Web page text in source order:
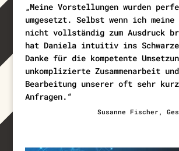
„Meine Vorstellungen wurden
umgesetzt. Selbst wenn ich meine
nicht vollständig zum Ausdruck
hat Daniela intuitiv ins
Danke für die kompetente
unkomplizierte Zusammenarbeit
Bearbeitung unserer oft sehr
Anfragen.“
Susanne Fischer,